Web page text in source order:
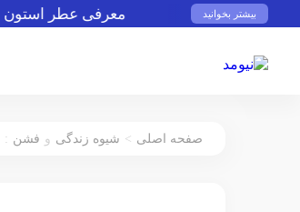
بیشتر بخوانید معرفی عطر استون
صفحه اصلی > شیوه زندگی و فشن :